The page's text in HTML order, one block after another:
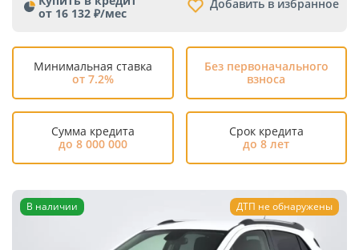
от 16 132 ₽/мес
Добавить в избранное
Минимальная ставка
от 7.2%
Без первоначального
взноса
Сумма кредита
до 8 000 000
Срок кредита
до 8 лет
В наличии ДТП не обнаружены